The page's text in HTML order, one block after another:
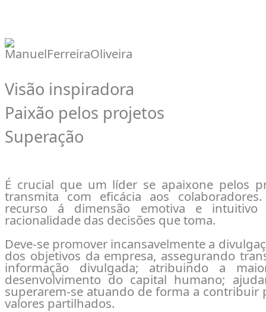
Visão inspiradora
Paixão pelos projetos
Superação
É crucial que um líder se apaixone pelos
transmita com eficácia aos
recurso á dimensão emotiva e
racionalidade das decisões que toma.
Deve-se promover incansavelmente a
dos objetivos da empresa, assegurando
informação divulgada; atribuindo a
desenvolvimento do capital humano;
superarem-se atuando de forma a contribuir
valores partilhados.